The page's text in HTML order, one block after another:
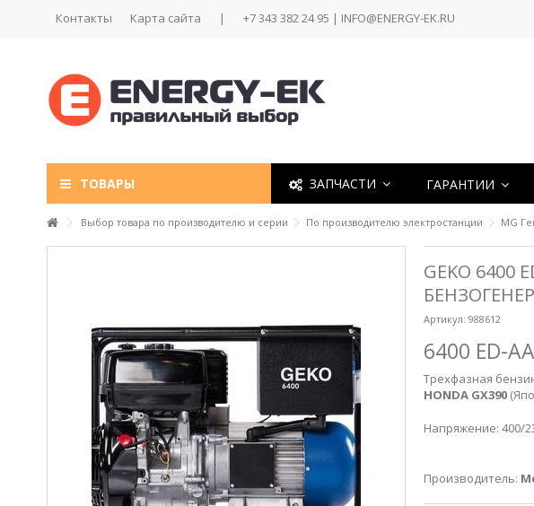
Контакты Карта сайта | +7 343 382 24 95 | INFO@ENERGY-EK.RU
ТОВАРЫ ЗАПЧАСТИ ГАРАНТИИ
Выбор товара по производителю и серии По производителю электростанции MG
GEKO 6400
Артикул: 988612
6400 ED-
Трехфазная
HONDA GX390
Напряжение: 400/
Производитель: